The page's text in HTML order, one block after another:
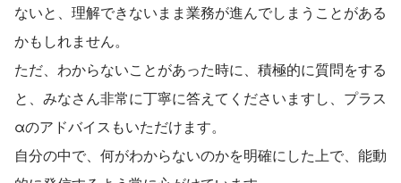
ないと、理解できないまま業務が進んでしまうことがある
かもしれません。
ただ、わからないことがあった時に、積極的に質問をする
と、みなさん非常に丁寧に答えてくださいますし、プラス
αのアドバイスもいただけます。
自分の中で、何がわからないのかを明確にした上で、能動